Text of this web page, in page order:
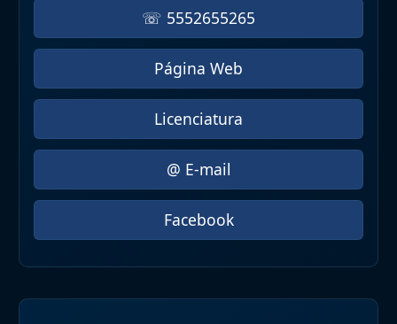
☏ 5552655265
Página Web
Licenciatura
@ E-mail
Facebook